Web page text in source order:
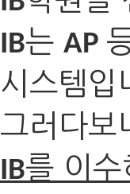
IB는 AP
시스템입
그러다보
IB를 이